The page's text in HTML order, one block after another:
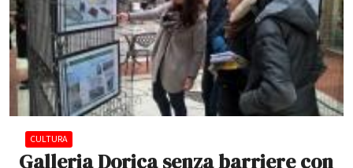
CULTURA
Galleria Dorica senza barriere con